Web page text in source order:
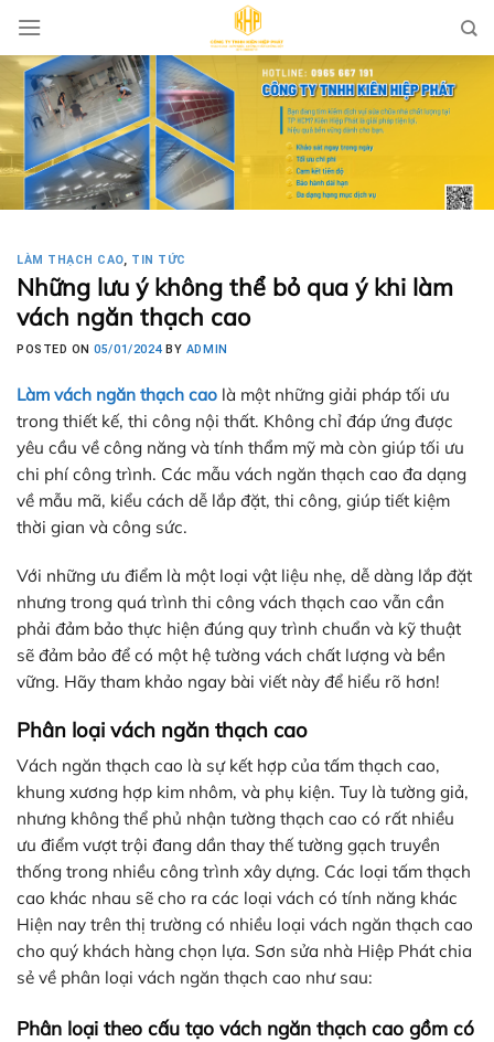
content
LÀM THẠCH CAO, TIN TỨC
Những lưu ý không thể bỏ qua ý khi làm
vách ngăn thạch cao
POSTED ON05/01/2024BY ADMIN
Làm vách ngăn thạch cao là một những giải pháp tối ưu
trong thiết kế, thi công nội thất. Không chỉ đáp ứng được
yêu cầu về công năng và tính thẩm mỹ mà còn giúp tối ưu
chi phí công trình. Các mẫu vách ngăn thạch cao đa dạng
về mẫu mã, kiểu cách dễ lắp đặt, thi công, giúp tiết kiệm
thời gian và công sức.
Với những ưu điểm là một loại vật liệu nhẹ, dễ dàng lắp đặt
nhưng trong quá trình thi công vách thạch cao vẫn cần
phải đảm bảo thực hiện đúng quy trình chuẩn và kỹ thuật
sẽ đảm bảo để có một hệ tường vách chất lượng và bền
vững. Hãy tham khảo ngay bài viết này để hiểu rõ hơn!
Phân loại vách ngăn thạch cao
Vách ngăn thạch cao là sự kết hợp của tấm thạch cao,
khung xương hợp kim nhôm, và phụ kiện. Tuy là tường giả,
nhưng không thể phủ nhận tường thạch cao có rất nhiều
ưu điểm vượt trội đang dần thay thế tường gạch truyền
thống trong nhiều công trình xây dựng. Các loại tấm thạch
cao khác nhau sẽ cho ra các loại vách có tính năng khác
Hiện nay trên thị trường có nhiều loại vách ngăn thạch cao
cho quý khách hàng chọn lựa. Sơn sửa nhà Hiệp Phát chia
sẻ về phân loại vách ngăn thạch cao như sau:
Phân loại theo cấu tạo vách ngăn thạch cao gồm có